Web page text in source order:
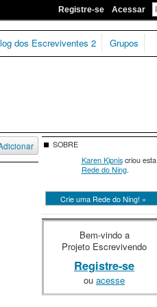
Registre-se Acessar
dos Escreviventes 2
Grupos
SOBRE
Karen Kipniscriou esta
Rede do Ning.
Crie uma Rede do Ning! »
Bem-vindo a
Projeto Escrevivendo
Registre-se
ou acesse